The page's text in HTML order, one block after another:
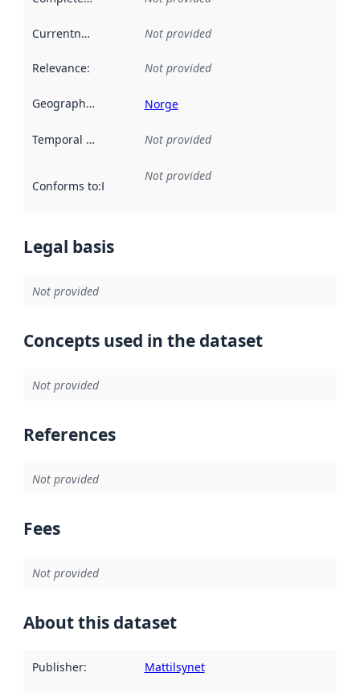
Currentness Not provided
Relevance: Not provided
Geographical scope Norge
Temporal scope Not provided
Conforms to:Reference to an implementation rule or other
Not provided
Legal basis
Not provided
Concepts used in the dataset
Not provided
References
Not provided
Fees
Not provided
About this dataset
Publisher: Mattilsynet